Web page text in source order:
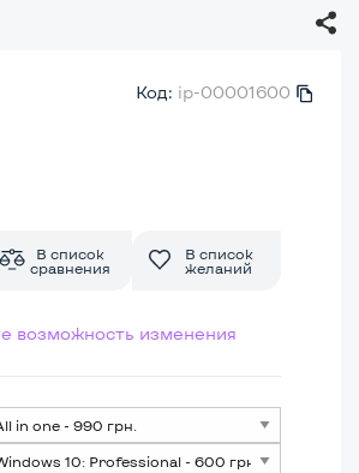
Код: ip-00001600
В список
сравнения
В список
желаний
возможность изменения